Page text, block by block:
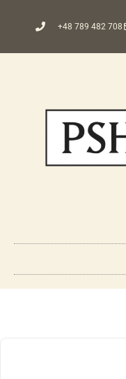
+48 789 482 708